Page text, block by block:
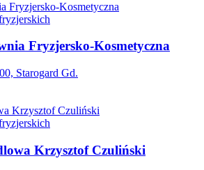
Fryzjersko-Kosmetyczna
Starogard Gd.
Krzysztof Czuliński